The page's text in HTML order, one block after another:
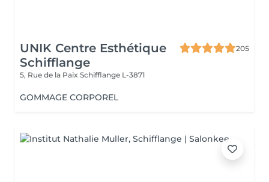
UNIK Centre Esthétique
Schifflange
205
5, Rue de la Paix Schifflange L-3871
GOMMAGE CORPOREL